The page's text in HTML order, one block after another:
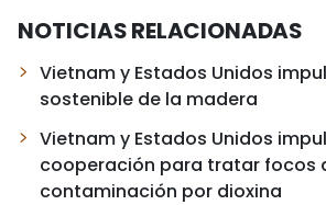
NOTICIAS RELACIONADAS
Vietnam y Estados Unidos
sostenible de la madera
Vietnam y Estados Unidos
cooperación para tratar focos
contaminación por dioxina